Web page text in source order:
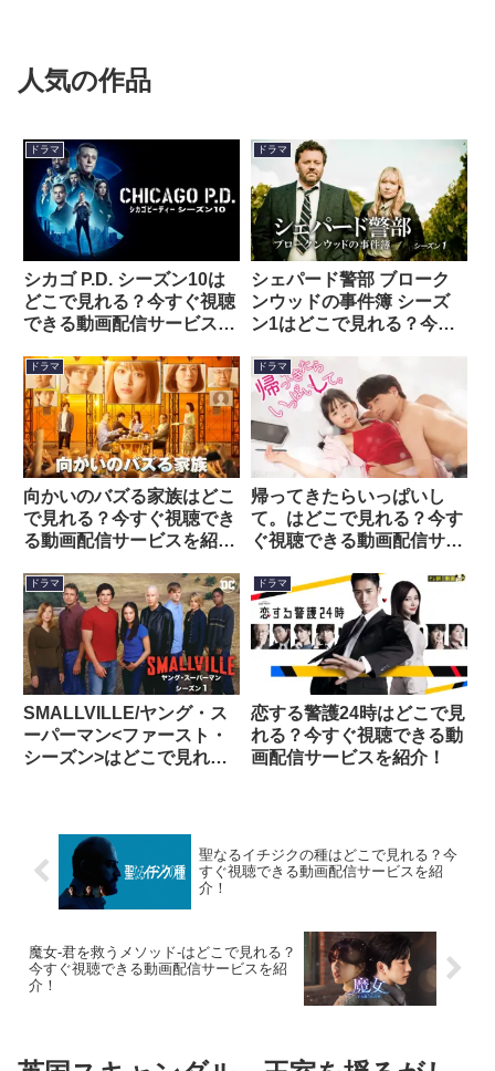
人気の作品
ドラマ
シカゴ P.D. シーズン10は
どこで見れる？今すぐ視聴
できる動画配信サービスを
ドラマ
シェパード警部 ブローク
ンウッドの事件簿 シーズ
ン1はどこで見れる？今す
ビスを紹介！
ドラマ
向かいのバズる家族はどこ
で見れる？今すぐ視聴でき
る動画配信サービスを紹
ドラマ
帰ってきたらいっぱいし
て。はどこで見れる？今す
ぐ視聴できる動画配信サー
ドラマ
SMALLVILLE/ヤング・ス
ーパーマン<ファースト・
シーズン>はどこで見れ
ドラマ
恋する警護24時はどこで見
れる？今すぐ視聴できる動
画配信サービスを紹介！
聖なるイチジクの種はどこで見れる？今
すぐ視聴できる動画配信サービスを紹
介！
魔女-君を救うメソッド-はどこで見れる？
今すぐ視聴できる動画配信サービスを紹
介！